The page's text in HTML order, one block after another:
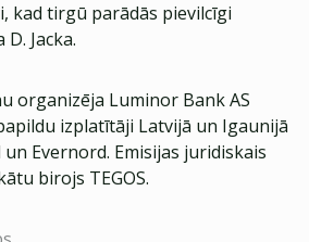
kad tirgū parādās pievilcīgi
Jacka.
organizēja Luminor Bank AS
izplatītāji Latvijā un Igaunijā
Evernord. Emisijas juridiskais
birojs TEGOS.